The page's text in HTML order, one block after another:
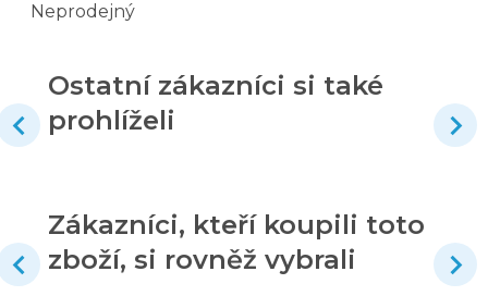
Neprodejný
Ostatní zákazníci si také
prohlíželi
Zákazníci, kteří koupili toto
zboží, si rovněž vybrali